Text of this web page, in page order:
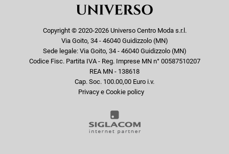
Copyright © 2020-2026 Universo Centro Moda s.r.l.
Via Goito, 34 - 46040 Guidizzolo (MN)
Sede legale: Via Goito, 34 - 46040 Guidizzolo (MN)
Codice Fisc. Partita IVA - Reg. Imprese MN n° 00587510207
REA MN - 138618
Cap. Soc. 100.00,00 Euro i.v.
Privacy e Cookie policy